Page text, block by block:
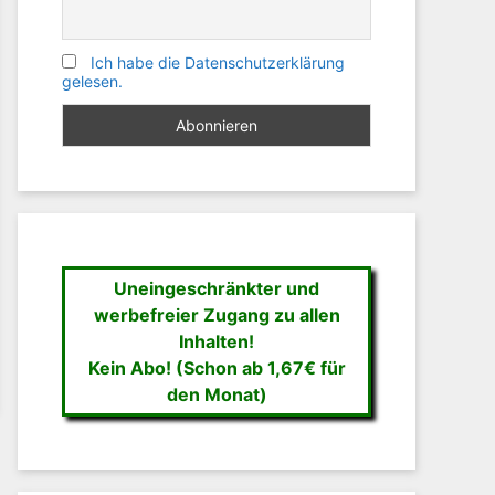
Ich habe die Datenschutzerklärung
gelesen.
Uneingeschränkter und
werbefreier Zugang zu allen
Inhalten!
Kein Abo! (Schon ab 1,67€ für
den Monat)